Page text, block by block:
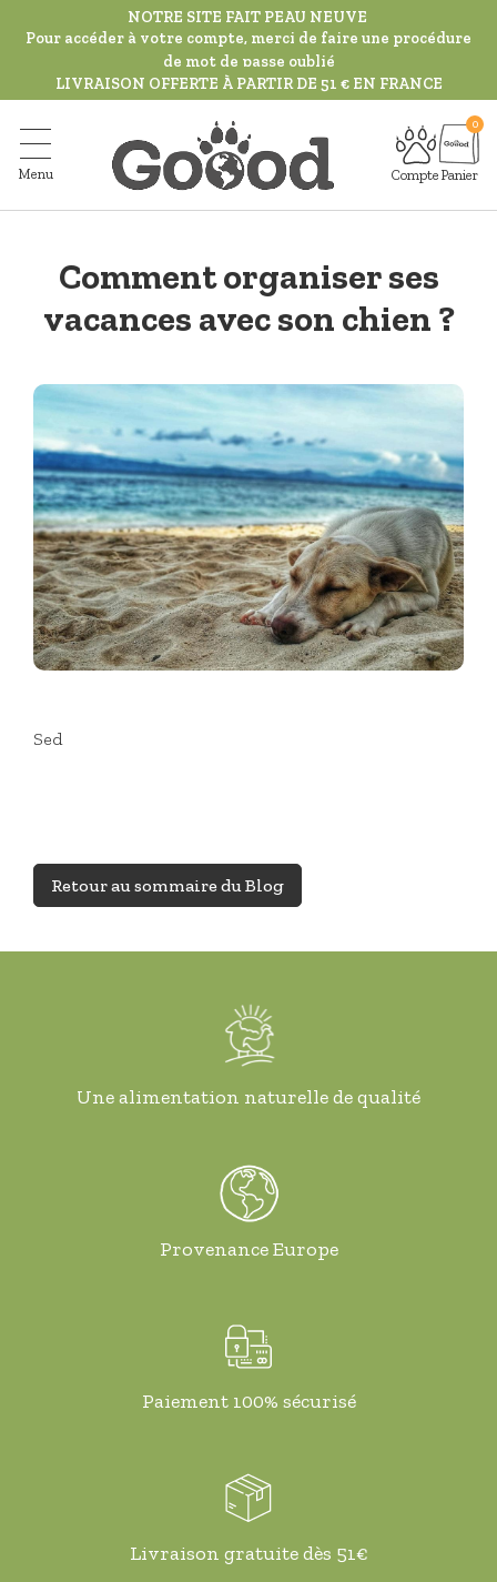
principal
NOTRE SITE FAIT PEAU NEUVE
Pour accéder à votre compte, merci de faire une procédure
de mot de passe oublié
LIVRAISON OFFERTE À PARTIR DE 51 € EN FRANCE
Menu Compte Panier
Comment organiser ses
vacances avec son chien ?
Sed
Retour au sommaire du Blog
Une alimentation naturelle de qualité
Provenance Europe
Paiement 100% sécurisé
Livraison gratuite dès 51€